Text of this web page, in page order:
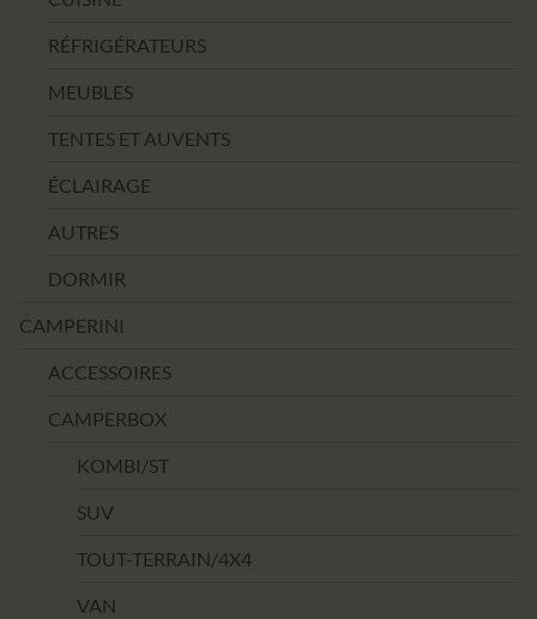
RÉFRIGÉRATEURS
MEUBLES
TENTES ET AUVENTS
ÉCLAIRAGE
AUTRES
DORMIR
CAMPERINI
ACCESSOIRES
CAMPERBOX
KOMBI/ST
SUV
TOUT-TERRAIN/4X4
VAN